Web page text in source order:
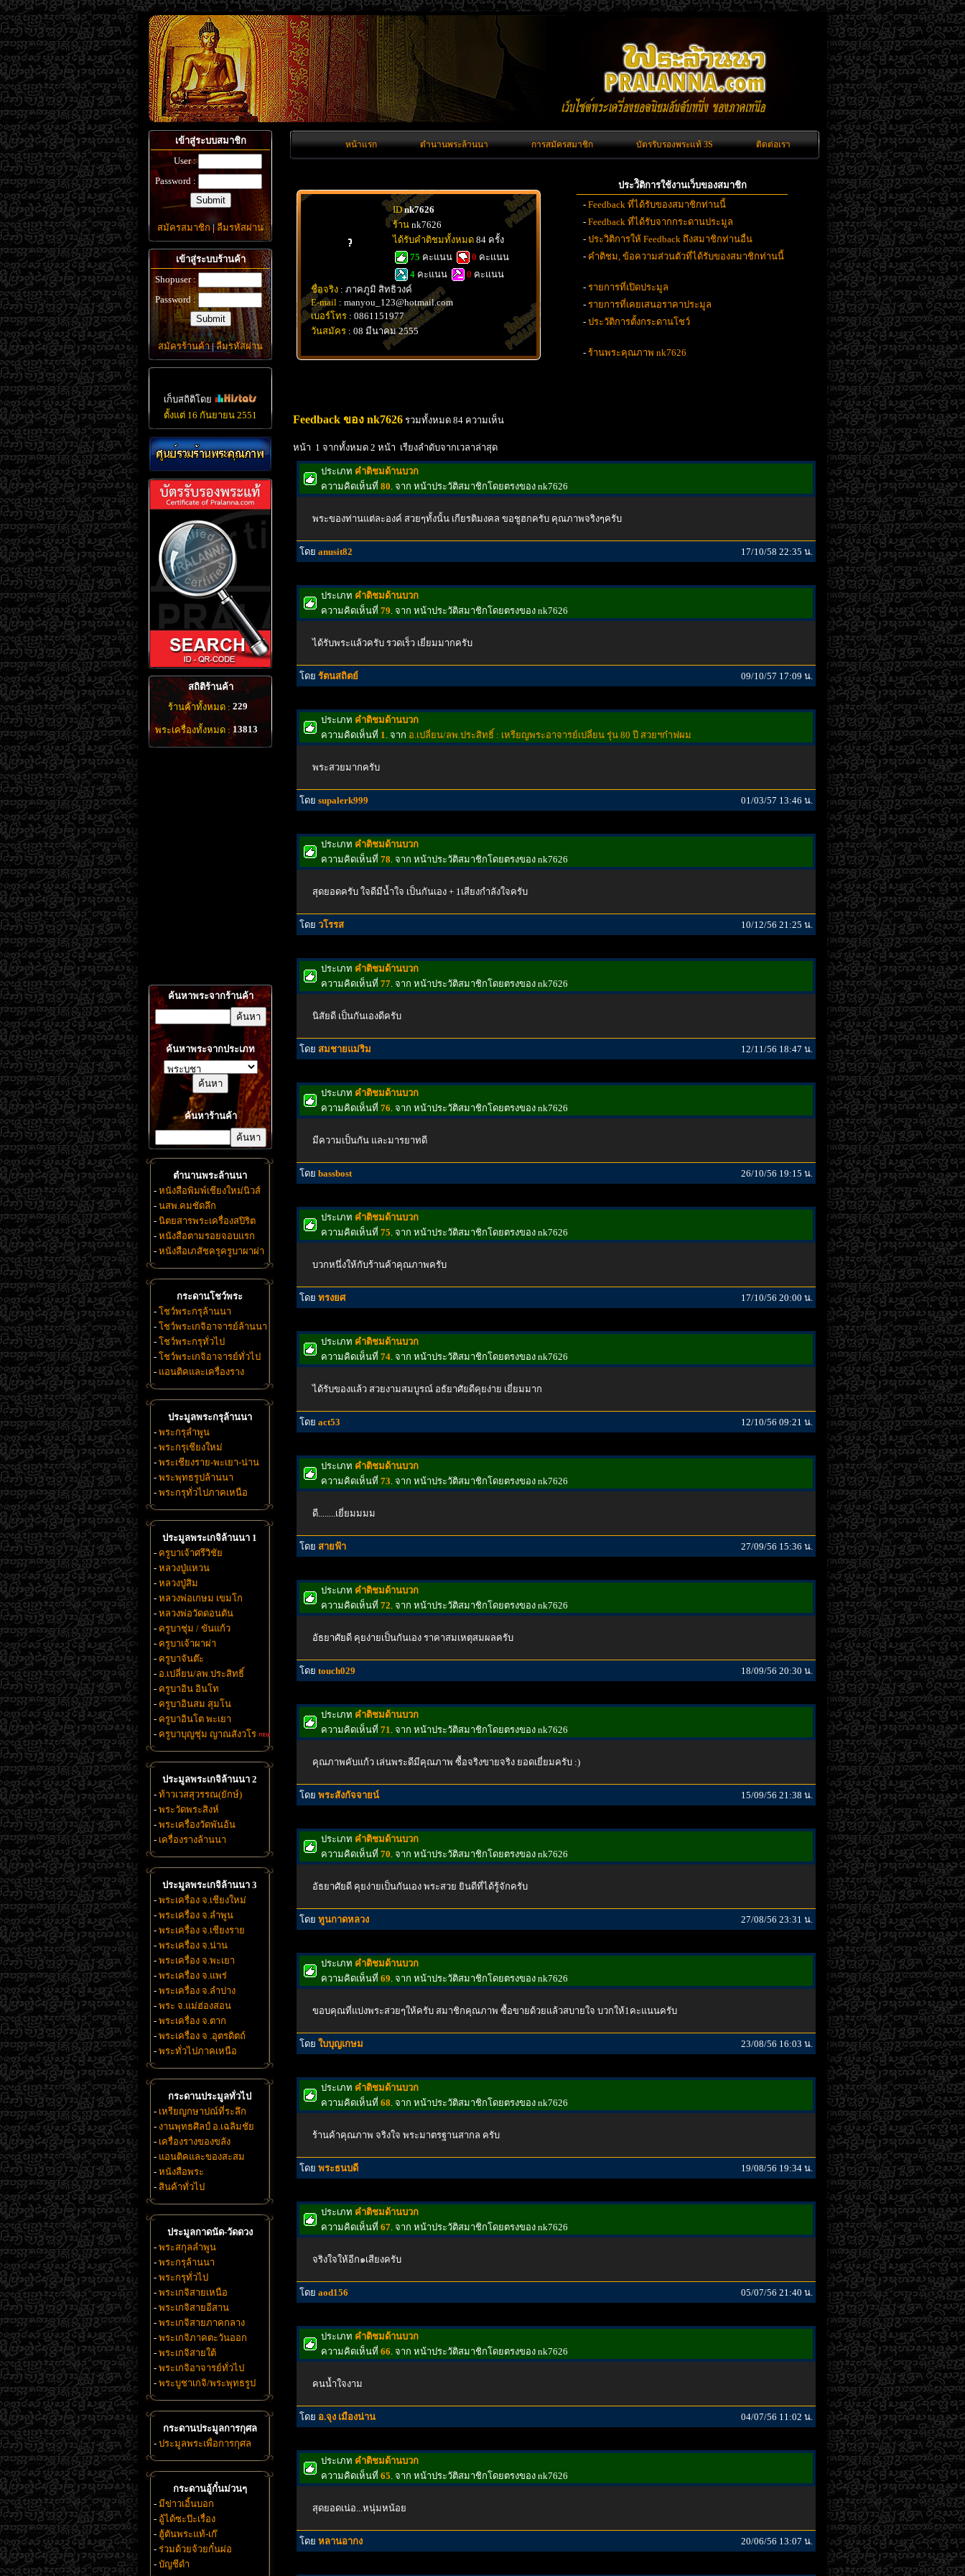
เข้าสู่ระบบสมาชิก
User :
Password :
สมัครสมาชิก|ลืมรหัสผ่าน
เข้าสู่ระบบร้านค้า
Shopuser :
Password :
สมัครร้านค้า|ลืมรหัสผ่าน
เก็บสถิติโดย
ตั้งแต่ 16 กันยายน 2551
สถิติร้านค้า
ร้านค้าทั้งหมด : 229
พระเครื่องทั้งหมด : 13813
ค้นหาพระจากร้านค้า
ค้นหาพระจากประเภท
ค้นหาร้านค้า
ตำนานพระล้านนา
- หนังสือพิมพ์เชียงใหม่นิวส์
- นสพ.คมชัดลึก
- นิตยสารพระเครื่องสปิริต
- หนังสือตามรอยจอบแรก
- หนังสือเภสัชครุครูบาผาผ่า
กระดานโชว์พระ
- โชว์พระกรุล้านนา
- โชว์พระเกจิอาจารย์ล้านนา
- โชว์พระกรุทั่วไป
- โชว์พระเกจิอาจารย์ทั่วไป
- แอนติคและเครื่องราง
ประมูลพระกรุล้านนา
- พระกรุลำพูน
- พระกรุเชียงใหม่
- พระเชียงราย-พะเยา-น่าน
- พระพุทธรูปล้านนา
- พระกรุทั่วไปภาคเหนือ
ประมูลพระเกจิล้านนา 1
- ครูบาเจ้าศรีวิชัย
- หลวงปู่แหวน
- หลวงปู่สิม
- หลวงพ่อเกษม เขมโก
- หลวงพ่อวัดดอนตัน
- ครูบาชุ่ม / ขันแก้ว
- ครูบาเจ้าผาผ่า
- ครูบาจันต๊ะ
- อ.เปลี่ยน/ลพ.ประสิทธิ์
- ครูบาอิน อินโท
- ครูบาอินสม สุมโน
- ครูบาอินโต พะเยา
- ครูบาบุญชุ่ม ญาณสังวโร
ประมูลพระเกจิล้านนา 2
- ท้าวเวสสุวรรณ(ยักษ์)
- พระวัดพระสิงห์
- พระเครื่องวัดพันอ้น
- เครื่องรางล้านนา
ประมูลพระเกจิล้านนา 3
- พระเครื่อง จ.เชียงใหม่
- พระเครื่อง จ.ลำพูน
- พระเครื่อง จ.เชียงราย
- พระเครื่อง จ.น่าน
- พระเครื่อง จ.พะเยา
- พระเครื่อง จ.แพร่
- พระเครื่อง จ.ลำปาง
- พระ จ.แม่ฮ่องสอน
- พระเครื่อง จ.ตาก
- พระเครื่อง จ .อุตรดิตถ์
- พระทั่วไปภาคเหนือ
กระดานประมูลทั่วไป
- เหรียญกษาปณ์ที่ระลึก
- งานพุทธศิลป์ อ.เฉลิมชัย
- เครื่องรางของขลัง
- แอนติคและของสะสม
- หนังสือพระ
- สินค้าทั่วไป
ประมูลกาดนัด-วัดดวง
- พระสกุลลำพูน
- พระกรุล้านนา
- พระกรุทั่วไป
- พระเกจิสายเหนือ
- พระเกจิสายอีสาน
- พระเกจิสายภาคกลาง
- พระเกจิภาคตะวันออก
- พระเกจิสายใต้
- พระเกจิอาจารย์ทั่วไป
- พระบูชาเกจิ/พระพุทธรูป
กระดานประมูลการกุศล
- ประมูลพระเพื่อการกุศล
กระดานอู้กั๋นม่วนๆ
- มีข่าวเอิ้นบอก
- อู้ได้ซะป๊ะเรื่อง
- ฮู้ตันพระแท้-เก๊
- ร่วมด้วยจ้วยกั๋นผ่อ
- บัญชีดำ
หน้าแรก ตำนานพระล้านนา การสมัครสมาชิก บัตรรับรองพระแท้ 3S ติดต่อเรา
ID nk7626
ร้าน nk7626
ได้รับคำติชมทั้งหมด 84 ครั้ง
75 คะแนน 0 คะแนน
4 คะแนน 0 คะแนน
ชื่อจริง : ภาคภูมิ สิทธิวงค์
E-mail : manyou_123@hotmail.com
เบอร์โทร : 0861151977
วันสมัคร : 08 มีนาคม 2555
ประวัิติการใช้งานเว็บของสมาชิก
- Feedback ที่ได้รับของสมาชิกท่านนี้
- Feedback ที่ได้รับจากกระดานประมูล
- ประวิติการให้ Feedback ถึงสมาชิกท่านอื่น
- คำติชม, ข้อความส่วนตัวที่ได้รับของสมาชิกท่านนี้
- รายการที่เปิดประมูล
- รายการที่เคยเสนอราคาประมูล
- ประวัติการตั้งกระดานโชว์
- ร้านพระคุณภาพ nk7626
Feedback ของ nk7626 รวมทั้งหมด 84 ความเห็น
หน้า 1 จากทั้งหมด 2 หน้า เรียงลำดับจากเวลาล่าสุด
ประเภท คำติชมด้านบวก
ความคิดเห็นที่ 80. จาก หน้าประวัติสมาชิกโดยตรงของ nk7626
พระของท่านแต่ละองค์ สวยๆทั้งนั้น เกียรติมงคล ขอชูฮกครับ คุณภาพจริงๆครับ
โดย anusit82 17/10/58 22:35 น.
ประเภท คำติชมด้านบวก
ความคิดเห็นที่ 79. จาก หน้าประวัติสมาชิกโดยตรงของ nk7626
ได้รับพระแล้วครับ รวดเร็ว เยี่ยมมากครับ
โดย รัตนสถิตย์ 09/10/57 17:09 น.
ประเภท คำติชมด้านบวก
ความคิดเห็นที่ 1. จาก อ.เปลี่ยน/ลพ.ประสิทธิ์ : เหรียญพระอาจารย์เปลี่ยน รุ่น 80 ปี สวยฯก๋าฟผม
พระสวยมากครับ
โดย supalerk999 01/03/57 13:46 น.
ประเภท คำติชมด้านบวก
ความคิดเห็นที่ 78. จาก หน้าประวัติสมาชิกโดยตรงของ nk7626
สุดยอดครับ ใจดีมีนํ้าใจ เป็นกันเอง + 1เสียงกําลังใจครับ
โดย วโรรส 10/12/56 21:25 น.
ประเภท คำติชมด้านบวก
ความคิดเห็นที่ 77. จาก หน้าประวัติสมาชิกโดยตรงของ nk7626
นิสัยดี เป็นกันเองดีครับ
โดย สมชายแม่ริม 12/11/56 18:47 น.
ประเภท คำติชมด้านบวก
ความคิดเห็นที่ 76. จาก หน้าประวัติสมาชิกโดยตรงของ nk7626
มีความเป็นกัน และมารยาทดี
โดย bassbost 26/10/56 19:15 น.
ประเภท คำติชมด้านบวก
ความคิดเห็นที่ 75. จาก หน้าประวัติสมาชิกโดยตรงของ nk7626
บวกหนึ่งให้กับร้านค้าคุณภาพครับ
โดย ทรงยศ 17/10/56 20:00 น.
ประเภท คำติชมด้านบวก
ความคิดเห็นที่ 74. จาก หน้าประวัติสมาชิกโดยตรงของ nk7626
ได้รับของแล้ว สวยงามสมบูรณ์ อธัยาศัยดีคุยง่าย เยี่ยมมาก
โดย act53 12/10/56 09:21 น.
ประเภท คำติชมด้านบวก
ความคิดเห็นที่ 73. จาก หน้าประวัติสมาชิกโดยตรงของ nk7626
ดี........เยี่ยมมมม
โดย สายฟ้า 27/09/56 15:36 น.
ประเภท คำติชมด้านบวก
ความคิดเห็นที่ 72. จาก หน้าประวัติสมาชิกโดยตรงของ nk7626
อัธยาศัยดี คุยง่ายเป็นกันเอง ราคาสมเหตุสมผลครับ
โดย touch029 18/09/56 20:30 น.
ประเภท คำติชมด้านบวก
ความคิดเห็นที่ 71. จาก หน้าประวัติสมาชิกโดยตรงของ nk7626
คุณภาพคับแก้ว เล่นพระดีมีคุณภาพ ซื้อจริงขายจริง ยอดเยี่ยมครับ :)
โดย พระสังกัจจายน์ 15/09/56 21:38 น.
ประเภท คำติชมด้านบวก
ความคิดเห็นที่ 70. จาก หน้าประวัติสมาชิกโดยตรงของ nk7626
อัธยาศัยดี คุยง่ายเป็นกันเอง พระสวย ยินดีที่ได้รู้จักครับ
โดย ทูนกาดหลวง 27/08/56 23:31 น.
ประเภท คำติชมด้านบวก
ความคิดเห็นที่ 69. จาก หน้าประวัติสมาชิกโดยตรงของ nk7626
ขอบคุณที่แบ่งพระสวยๆให้ครับ สมาชิกคุณภาพ ซื้อขายด้วยแล้วสบายใจ บวกให้1คะแนนครับ
โดย ใบบุญเกษม 23/08/56 16:03 น.
ประเภท คำติชมด้านบวก
ความคิดเห็นที่ 68. จาก หน้าประวัติสมาชิกโดยตรงของ nk7626
ร้านค้าคุณภาพ จริงใจ พระมาตรฐานสากล ครับ
โดย พระธนบดี 19/08/56 19:34 น.
ประเภท คำติชมด้านบวก
ความคิดเห็นที่ 67. จาก หน้าประวัติสมาชิกโดยตรงของ nk7626
จริงใจให้อีก๑เสียงครับ
โดย aod156 05/07/56 21:40 น.
ประเภท คำติชมด้านบวก
ความคิดเห็นที่ 66. จาก หน้าประวัติสมาชิกโดยตรงของ nk7626
คนน้ำใจงาม
โดย อ.จุง เมืองน่าน 04/07/56 11:02 น.
ประเภท คำติชมด้านบวก
ความคิดเห็นที่ 65. จาก หน้าประวัติสมาชิกโดยตรงของ nk7626
สุดยอดเน่อ...หนุ่มหน้อย
โดย หลานอากง 20/06/56 13:07 น.